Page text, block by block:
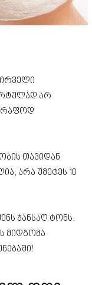
არ
თავიდან
არა უმეტეს 10
ჯანსაღ ტონს.
მიდგომა